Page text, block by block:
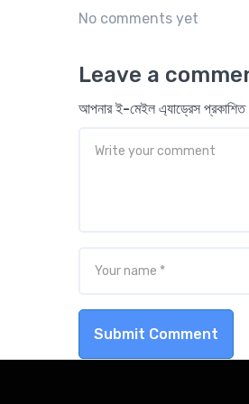
No comments yet
Leave a
আপনার ই-মেইল এ্যাড্রেস
Submit Comment